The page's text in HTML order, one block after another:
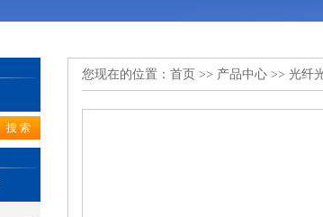
您现在的位置： 首页 >> 产品中心 >> 光纤